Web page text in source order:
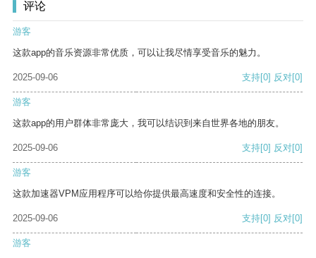
评论
游客
这款app的音乐资源非常优质，可以让我尽情享受音乐的魅力。
2025-09-06 支持[0] 反对[0]
游客
这款app的用户群体非常庞大，我可以结识到来自世界各地的朋友。
2025-09-06 支持[0] 反对[0]
游客
这款加速器VPM应用程序可以给你提供最高速度和安全性的连接。
2025-09-06 支持[0] 反对[0]
游客